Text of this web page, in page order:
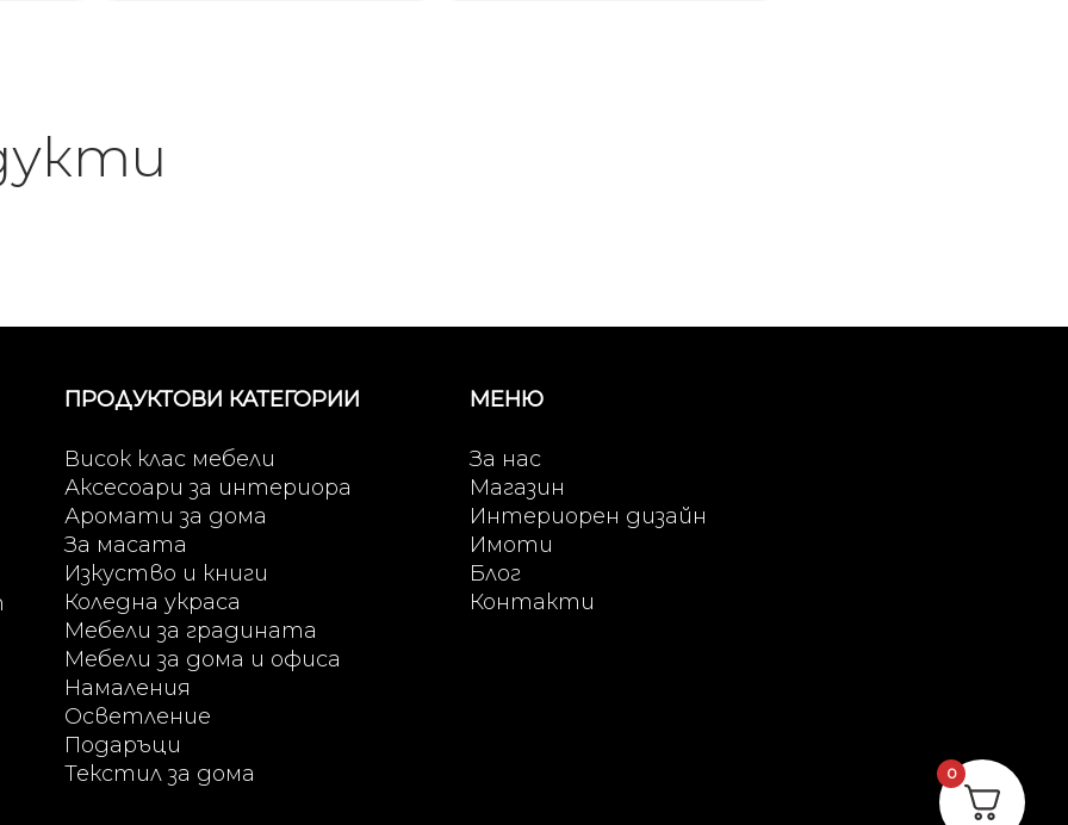
ПРОДУКТОВИ КАТЕГОРИИ
Висок клас мебели
Аксесоари за интериора
Аромати за дома
За масата
Изкуство и книги
Коледна украса
Мебели за градината
Мебели за дома и офиса
Намаления
Осветление
Подаръци
Текстил за дома
МЕНЮ
За нас
Магазин
Интериорен дизайн
Имоти
Блог
Контакти
0